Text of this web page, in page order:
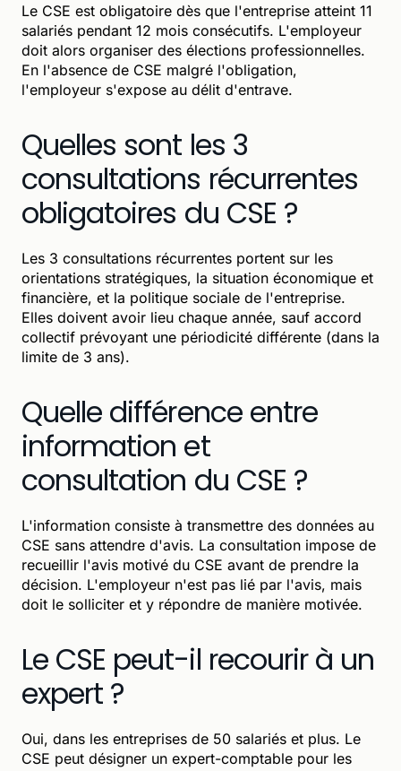
Le CSE est obligatoire dès que l'entreprise atteint 11
salariés pendant 12 mois consécutifs. L'employeur
doit alors organiser des élections professionnelles.
En l'absence de CSE malgré l'obligation,
l'employeur s'expose au délit d'entrave.
Quelles sont les 3
consultations récurrentes
obligatoires du CSE ?
Les 3 consultations récurrentes portent sur les
orientations stratégiques, la situation économique et
financière, et la politique sociale de l'entreprise.
Elles doivent avoir lieu chaque année, sauf accord
collectif prévoyant une périodicité différente (dans la
limite de 3 ans).
Quelle différence entre
information et
consultation du CSE ?
L'information consiste à transmettre des données au
CSE sans attendre d'avis. La consultation impose de
recueillir l'avis motivé du CSE avant de prendre la
décision. L'employeur n'est pas lié par l'avis, mais
doit le solliciter et y répondre de manière motivée.
Le CSE peut-il recourir à un
expert ?
Oui, dans les entreprises de 50 salariés et plus. Le
CSE peut désigner un expert-comptable pour les